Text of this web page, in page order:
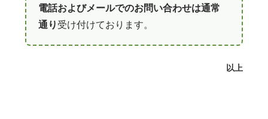
電話およびメールでのお問い合わせは通常
通り受け付けております。
以上